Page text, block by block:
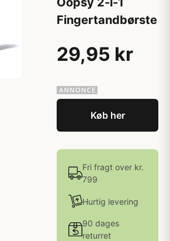
Fingertandbørste
29,95 kr
Køb her
Fri fragt over kr.
799
Hurtig levering
90 dages
returret